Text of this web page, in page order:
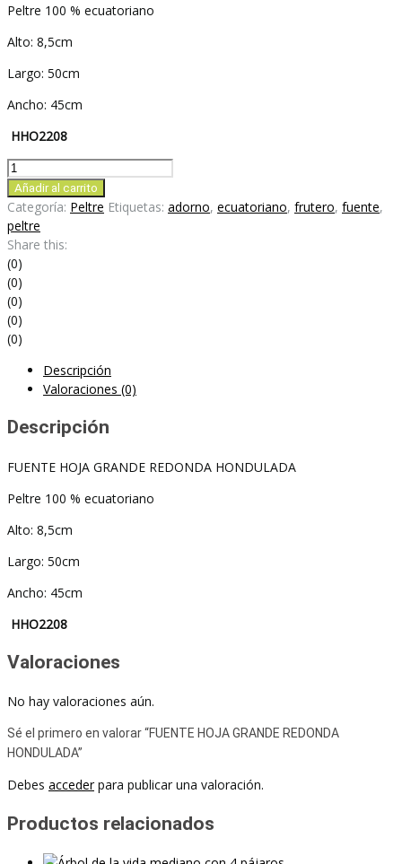
Peltre 100 % ecuatoriano
Alto: 8,5cm
Largo: 50cm
Ancho: 45cm
HHO2208
FUENTE
HOJA
GRANDE
REDONDA
HONDULADA
cantidad
Añadir al carrito
Categoría: Peltre Etiquetas: adorno, ecuatoriano, frutero, fuente,
peltre
Share this:
(0)
(0)
(0)
(0)
(0)
Descripción
Valoraciones (0)
Descripción
FUENTE HOJA GRANDE REDONDA HONDULADA
Peltre 100 % ecuatoriano
Alto: 8,5cm
Largo: 50cm
Ancho: 45cm
HHO2208
Valoraciones
No hay valoraciones aún.
Sé el primero en valorar “FUENTE HOJA GRANDE REDONDA
HONDULADA”
Debes accederpara publicar una valoración.
Productos relacionados